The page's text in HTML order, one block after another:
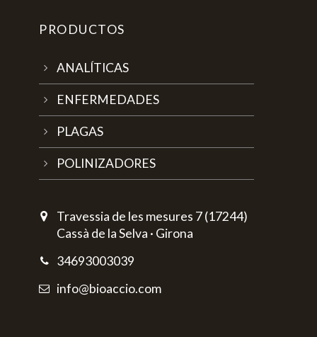
PRODUCTOS
ANALÍTICAS
ENFERMEDADES
PLAGAS
POLINIZADORES
Travessia de les mesures 7 (17244)
Cassà de la Selva · Girona
34693003039
info@bioaccio.com